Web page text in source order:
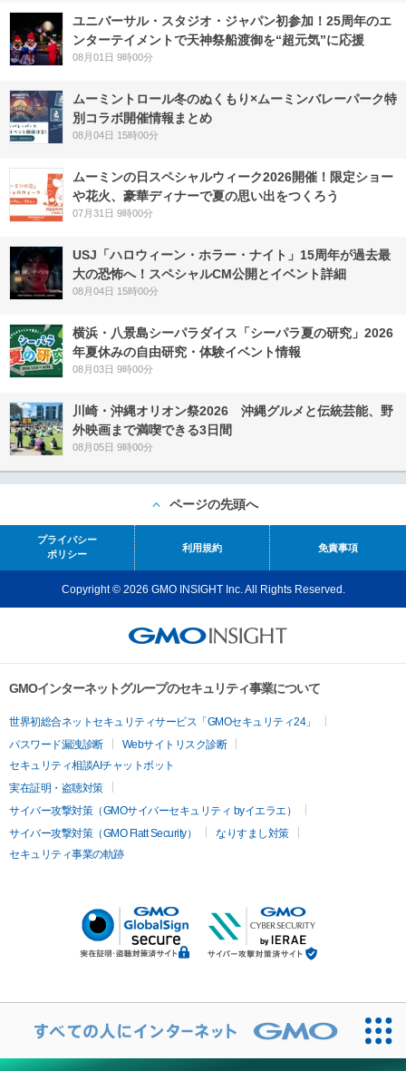
ユニバーサル・スタジオ・ジャパン初参加！25周年のエ
ンターテイメントで天神祭船渡御を“超元気”に応援
08月01日 9時00分
ムーミントロール冬のぬくもり×ムーミンバレーパーク特
別コラボ開催情報まとめ
08月04日 15時00分
ムーミンの日スペシャルウィーク2026開催！限定ショー
や花火、豪華ディナーで夏の思い出をつくろう
07月31日 9時00分
USJ「ハロウィーン・ホラー・ナイト」15周年が過去最
大の恐怖へ！スペシャルCM公開とイベント詳細
08月04日 15時00分
横浜・八景島シーパラダイス「シーパラ夏の研究」2026
年夏休みの自由研究・体験イベント情報
08月03日 9時00分
川崎・沖縄オリオン祭2026 沖縄グルメと伝統芸能、野
外映画まで満喫できる3日間
08月05日 9時00分
ページの先頭へ
プライバシー
ポリシー
利用規約 免責事項
Copyright © 2026 GMO INSIGHT Inc. All Rights Reserved.
GMOインターネットグループのセキュリティ事業について
世界初総合ネットセキュリティサービス「GMOセキュリティ24」
パスワード漏洩診断
Webサイトリスク診断
セキュリティ相談AIチャットボット
実在証明・盗聴対策
サイバー攻撃対策（GMOサイバーセキュリティ byイエラエ）
サイバー攻撃対策（GMO Flatt Security）
なりすまし対策
セキュリティ事業の軌跡